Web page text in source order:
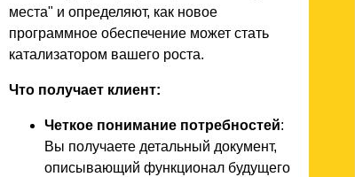
места" и определяют, как новое
программное обеспечение может стать
катализатором вашего роста.
Что получает клиент:
Четкое понимание потребностей:
Вы получаете детальный документ,
описывающий функционал будущего